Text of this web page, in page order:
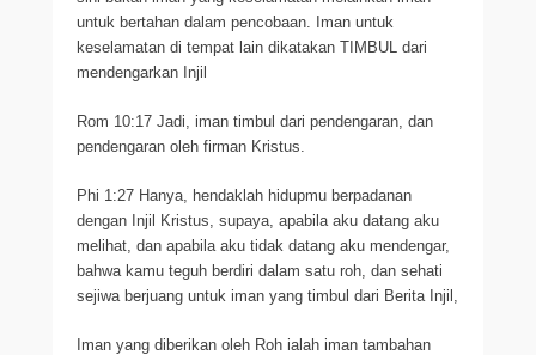
untuk bertahan dalam pencobaan. Iman untuk
keselamatan di tempat lain dikatakan TIMBUL dari
mendengarkan Injil
Rom 10:17 Jadi, iman timbul dari pendengaran, dan
pendengaran oleh firman Kristus.
Phi 1:27 Hanya, hendaklah hidupmu berpadanan
dengan Injil Kristus, supaya, apabila aku datang aku
melihat, dan apabila aku tidak datang aku mendengar,
bahwa kamu teguh berdiri dalam satu roh, dan sehati
sejiwa berjuang untuk iman yang timbul dari Berita Injil,
Iman yang diberikan oleh Roh ialah iman tambahan